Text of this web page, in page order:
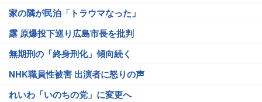
家の隣が民泊「トラウマなった」
露 原爆投下巡り広島市長を批判
無期刑の「終身刑化」傾向続く
NHK職員性被害 出演者に怒りの声
れいわ「いのちの党」に変更へ